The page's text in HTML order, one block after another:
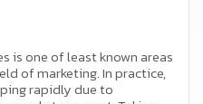
is one of least known areas
of marketing. In practice,
rapidly due to